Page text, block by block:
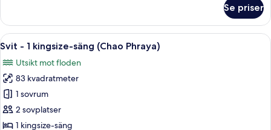
Phraya
room
Twin
Se priser
Öppna
alla
foton
för
Svit
-
1
Ett rymligt vardagsrum med en stor
5
Svit - 1 kingsize-säng (Chao Phraya)
Utsikt mot floden
83 kvadratmeter
1 sovrum
2 sovplatser
1 kingsize-säng